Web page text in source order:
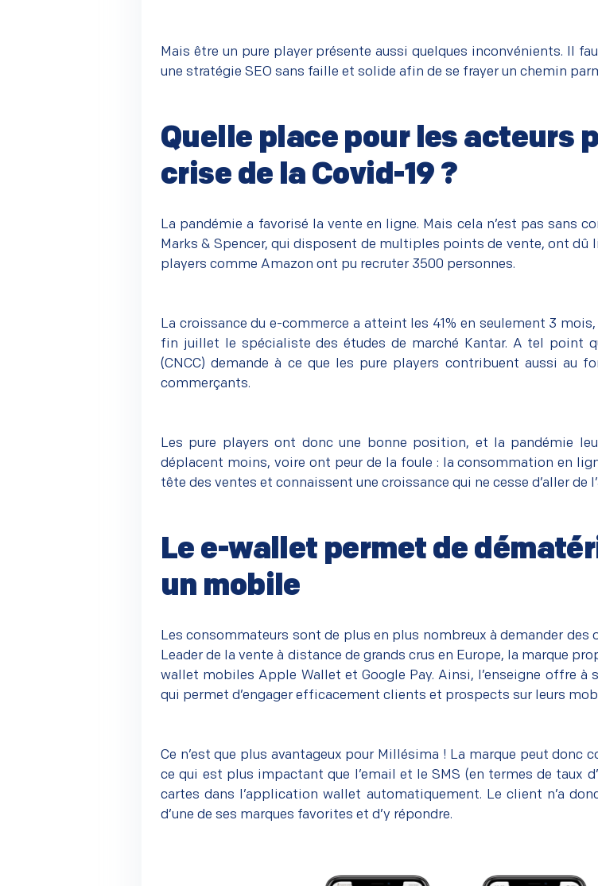
Mais être un pure player présente aussi quelques inconvénients. Il
une stratégie SEO sans faille et solide afin de se frayer un chemin
Quelle place pour les acteurs
crise de la Covid-19 ?
La pandémie a favorisé la vente en ligne. Mais cela n’est pas sans
Marks & Spencer, qui disposent de multiples points de vente, ont dû
players comme Amazon ont pu recruter 3500 personnes.
La croissance du e-commerce a atteint les 41% en seulement 3
fin juillet le spécialiste des études de marché
Kantar. A tel point
(CNCC) demande à ce que les pure players contribuent aussi
commerçants.
Les pure players ont donc une bonne position, et la pandémie
déplacent moins, voire ont peur de la foule : la consommation en
tête des ventes et connaissent une croissance qui ne cesse d’aller de
Le e-wallet permet de
un mobile
Les consommateurs sont de plus en plus nombreux à demander des
Leader de la vente à distance de grands crus en Europe, la marque
wallet mobiles Apple Wallet et Google Pay. Ainsi, l’enseigne offre
qui permet d’engager efficacement clients et prospects sur leurs
Ce n’est que plus avantageux pour Millésima ! La marque peut donc
ce qui est plus impactant que l’email et le SMS (en termes de taux
cartes dans l’application wallet automatiquement. Le client n’a
d’une de ses marques favorites et d’y répondre.